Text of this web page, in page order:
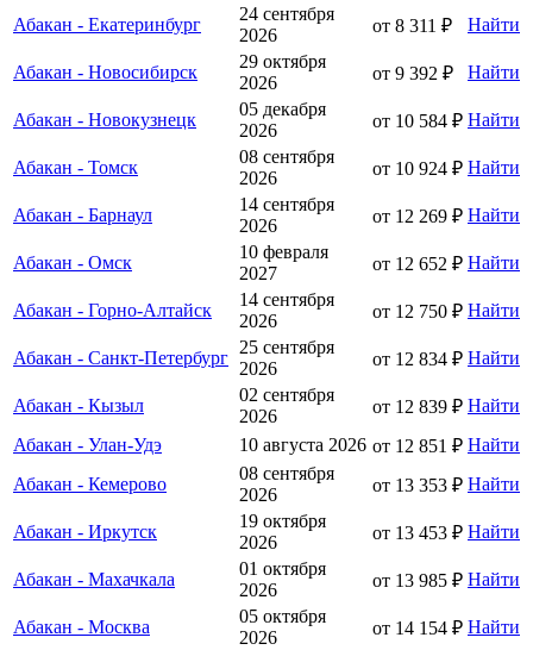
Абакан - Екатеринбург
24 сентября
2026
от 8 311 ₽ Найти
Абакан - Новосибирск
29 октября
2026
от 9 392 ₽ Найти
Абакан - Новокузнецк
05 декабря
2026
от 10 584 ₽ Найти
Абакан - Томск
08 сентября
2026
от 10 924 ₽ Найти
Абакан - Барнаул
14 сентября
2026
от 12 269 ₽ Найти
Абакан - Омск
10 февраля
2027
от 12 652 ₽ Найти
Абакан - Горно-Алтайск
14 сентября
2026
от 12 750 ₽ Найти
Абакан - Санкт-Петербург
25 сентября
2026
от 12 834 ₽ Найти
Абакан - Кызыл
02 сентября
2026
от 12 839 ₽ Найти
Абакан - Улан-Удэ
10 августа 2026 от 12 851 ₽ Найти
Абакан - Кемерово
08 сентября
2026
от 13 353 ₽ Найти
Абакан - Иркутск
19 октября
2026
от 13 453 ₽ Найти
Абакан - Махачкала
01 октября
2026
от 13 985 ₽ Найти
Абакан - Москва
05 октября
2026
от 14 154 ₽ Найти